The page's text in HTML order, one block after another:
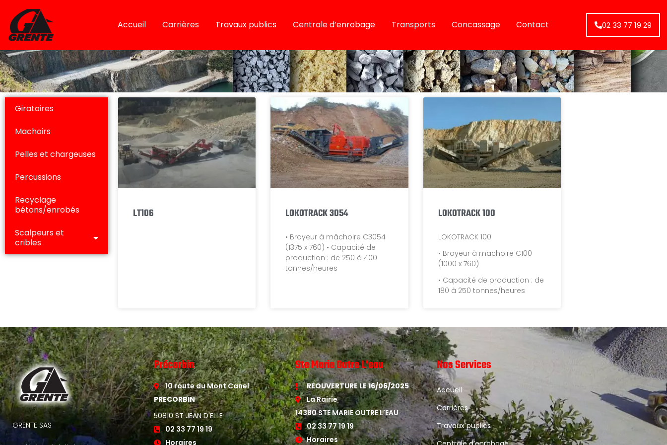
Accueil Carrières Travaux publics Centrale d’enrobage Transports Concassage Contact 02 33 77 19 29
Machoirs
Giratoires
Machoirs
Pelles et chargeuses
Percussions
Recyclage
bétons/enrobés
Scalpeurs et
cribles
LT106 LOKOTRACK 3054
• Broyeur à mâchoire C3054
(1375 x 760) • Capacité de
production : de 250 à 400
tonnes/heures
LOKOTRACK 100
LOKOTRACK 100
• Broyeur à machoire C100
(1000 x 760)
• Capacité de production : de
180 à 250 tonnes/heures
GRENTE SAS
Précorbin
10 route du Mont Canel
PRECORBIN
50810 ST JEAN D'ELLE
02 33 77 19 19
Horaires
Ste Marie Outre L'eau
REOUVERTURE LE 16/06/2025
La Rairie
14380 STE MARIE OUTRE L'EAU
02 33 77 19 19
Horaires
Nos Services
Accueil
Carrières
Travaux publics